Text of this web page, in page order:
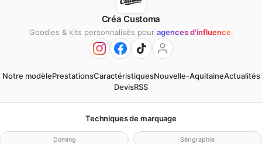
Créa Customa
Goodies & kits personnalisés pour agences d'influence.
Notre modèlePrestationsCaractéristiquesNouvelle-AquitaineActualités
DevisRSS
Techniques de marquage
Doming Sérigraphie